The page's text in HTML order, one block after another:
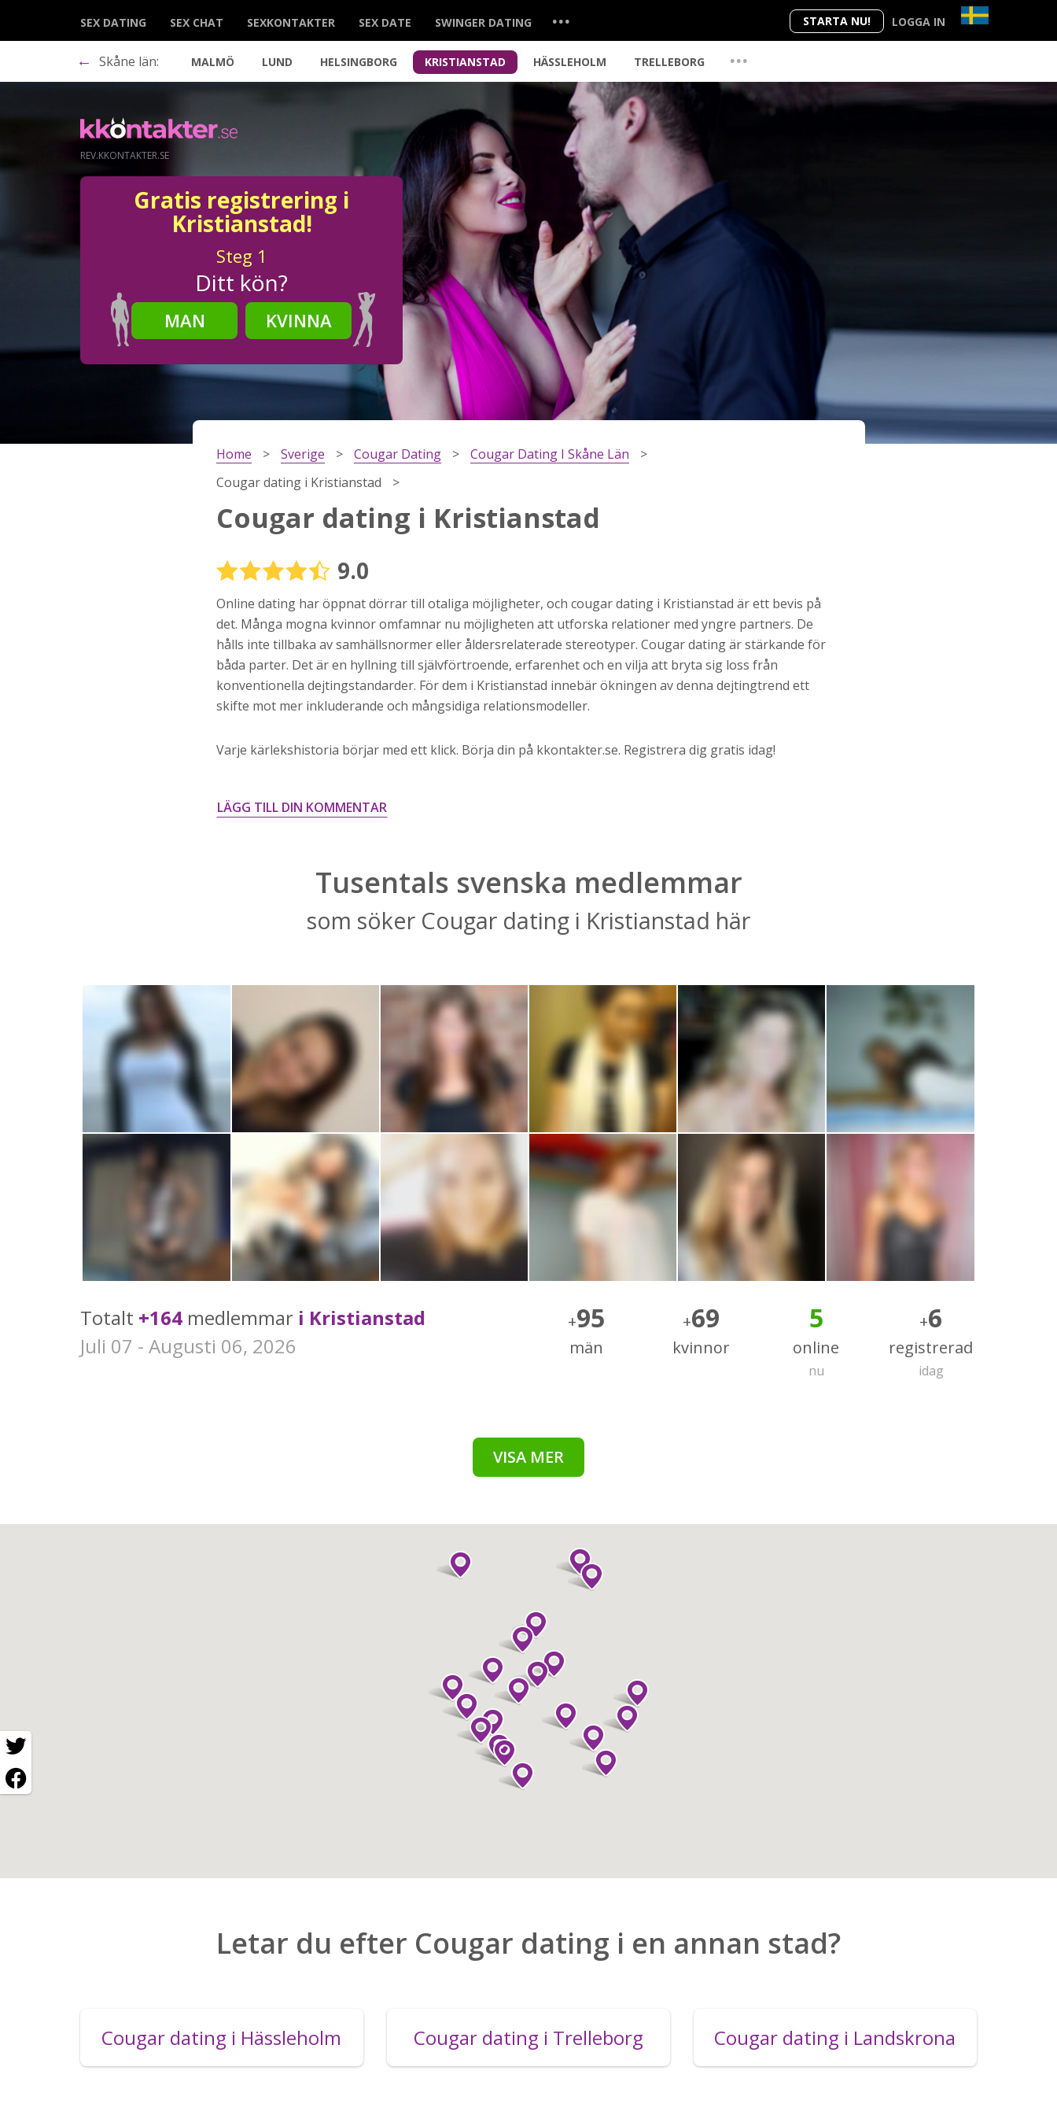
STARTA NU! LOGGA IN
SEX DATING SEX CHAT SEXKONTAKTER SEX DATE SWINGER DATING ...
← Skåne län: MALMÖ LUND HELSINGBORG KRISTIANSTAD HÄSSLEHOLM TRELLEBORG ...
REV.KKONTAKTER.SE
Gratis registrering i
Kristianstad!
Steg 1
Ditt kön?
MAN
KVINNA
Steg2
Ditt födelsedatum?
Steg3
Din mailadress?
Genom att registrera godkänner jagVillkoren
och
information och reklam via e-post från hemsidans
operatörer. Jag kan dra tillbaka godkännande när jag
STARTA NU!
Home Sverige Cougar Dating
Cougar Dating I Skåne Län
Cougar dating i Kristianstad
Cougar dating i Kristianstad
9.0
Online dating har öppnat dörrar till otaliga möjligheter, och cougar dating i Kristianstad är ett bevis på
det. Många mogna kvinnor omfamnar nu möjligheten att utforska relationer med yngre partners. De
hålls inte tillbaka av samhällsnormer eller åldersrelaterade stereotyper. Cougar dating är stärkande för
båda parter. Det är en hyllning till självförtroende, erfarenhet och en vilja att bryta sig loss från
konventionella dejtingstandarder. För dem i Kristianstad innebär ökningen av denna dejtingtrend ett
skifte mot mer inkluderande och mångsidiga relationsmodeller.
Varje kärlekshistoria börjar med ett klick. Börja din på kkontakter.se. Registrera dig gratis idag!
LÄGG TILL DIN KOMMENTAR
Tusentals svenska medlemmar
som söker Cougar dating i Kristianstad här
Totalt +164 medlemmar i Kristianstad
Juli 07 - Augusti 06, 2026
+95
män
+69
kvinnor
5
online
nu
+6
registrerad
idag
VISA MER
Letar du efter Cougar dating i en annan stad?
Cougar dating i Hässleholm Cougar dating i Trelleborg Cougar dating i Landskrona